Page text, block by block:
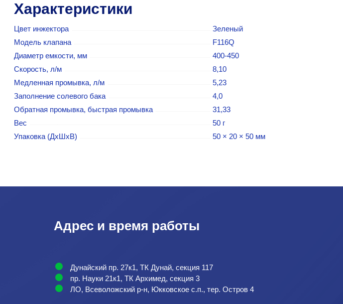
Характеристики
Цвет инжектора
Зеленый
Модель клапана
F116Q
Диаметр емкости, мм
400-450
Скорость, л/м
8,10
Медленная промывка, л/м
5,23
Заполнение солевого бака
4,0
Обратная промывка, быстрая промывка
31,33
Вес
50 г
Упаковка (ДхШхВ)
50 × 20 × 50 мм
Адрес и время работы
Дунайский пр. 27к1, ТК Дунай, секция 117
пр. Науки 21к1, ТК Архимед, секция 3
ЛО, Всеволожский р-н, Юкковское с.п., тер. Остров 4